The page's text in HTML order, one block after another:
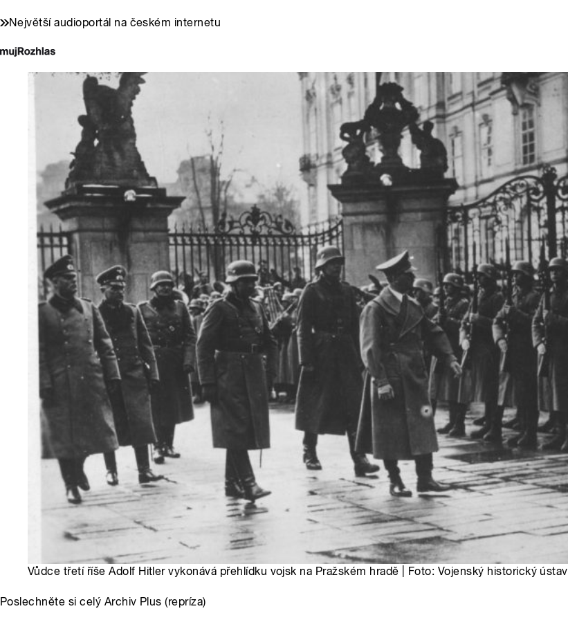
Největší audioportál na českém internetu
Vůdce třetí říše Adolf Hitler vykonává přehlídku vojsk na Pražském hradě | Foto: Vojenský historický ústav
Poslechněte si celý Archiv Plus (repríza)